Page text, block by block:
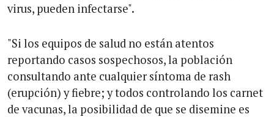
virus, pueden infectarse".
"Si los equipos de salud no están atentos
reportando casos sospechosos, la población
consultando ante cualquier síntoma de rash
(erupción) y fiebre; y todos controlando los carnet
de vacunas, la posibilidad de que se disemine es